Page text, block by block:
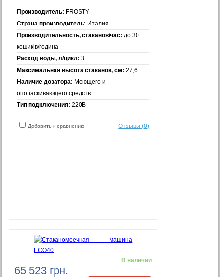
Производитель: FROSTY
Страна производитель: Италия
Производительность, стаканов/час: до 30
кошиків/година
Расход воды, л/цикл: 3
Максимальная высота стаканов, см: 27,6
Наличие дозатора: Моющего и
ополаскивающего средств
Тип подключения: 220В
Добавить к сравнению Отзывы (0)
65 523 грн.
В наличии